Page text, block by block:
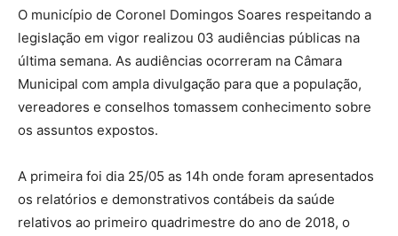
O município de Coronel Domingos Soares respeitando a
legislação em vigor realizou 03 audiências públicas na
última semana. As audiências ocorreram na Câmara
Municipal com ampla divulgação para que a população,
vereadores e conselhos tomassem conhecimento sobre
os assuntos expostos.
A primeira foi dia 25/05 as 14h onde foram apresentados
os relatórios e demonstrativos contábeis da saúde
relativos ao primeiro quadrimestre do ano de 2018, o